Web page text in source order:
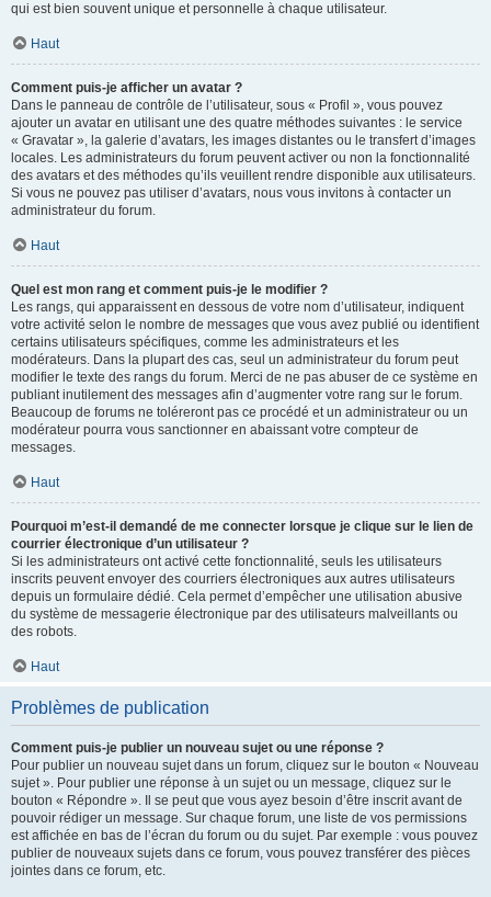
qui est bien souvent unique et personnelle à chaque utilisateur.
Haut
Comment puis-je afficher un avatar ?
Dans le panneau de contrôle de l’utilisateur, sous « Profil », vous pouvez
ajouter un avatar en utilisant une des quatre méthodes suivantes : le service
« Gravatar », la galerie d’avatars, les images distantes ou le transfert d’images
locales. Les administrateurs du forum peuvent activer ou non la fonctionnalité
des avatars et des méthodes qu’ils veuillent rendre disponible aux utilisateurs.
Si vous ne pouvez pas utiliser d’avatars, nous vous invitons à contacter un
administrateur du forum.
Haut
Quel est mon rang et comment puis-je le modifier ?
Les rangs, qui apparaissent en dessous de votre nom d’utilisateur, indiquent
votre activité selon le nombre de messages que vous avez publié ou identifient
certains utilisateurs spécifiques, comme les administrateurs et les
modérateurs. Dans la plupart des cas, seul un administrateur du forum peut
modifier le texte des rangs du forum. Merci de ne pas abuser de ce système en
publiant inutilement des messages afin d’augmenter votre rang sur le forum.
Beaucoup de forums ne toléreront pas ce procédé et un administrateur ou un
modérateur pourra vous sanctionner en abaissant votre compteur de
messages.
Haut
Pourquoi m’est-il demandé de me connecter lorsque je clique sur le lien de
courrier électronique d’un utilisateur ?
Si les administrateurs ont activé cette fonctionnalité, seuls les utilisateurs
inscrits peuvent envoyer des courriers électroniques aux autres utilisateurs
depuis un formulaire dédié. Cela permet d’empêcher une utilisation abusive
du système de messagerie électronique par des utilisateurs malveillants ou
des robots.
Haut
Problèmes de publication
Comment puis-je publier un nouveau sujet ou une réponse ?
Pour publier un nouveau sujet dans un forum, cliquez sur le bouton « Nouveau
sujet ». Pour publier une réponse à un sujet ou un message, cliquez sur le
bouton « Répondre ». Il se peut que vous ayez besoin d’être inscrit avant de
pouvoir rédiger un message. Sur chaque forum, une liste de vos permissions
est affichée en bas de l’écran du forum ou du sujet. Par exemple : vous pouvez
publier de nouveaux sujets dans ce forum, vous pouvez transférer des pièces
jointes dans ce forum, etc.